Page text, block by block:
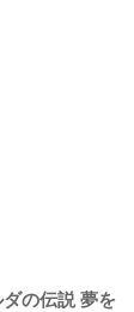
の伝説 夢を